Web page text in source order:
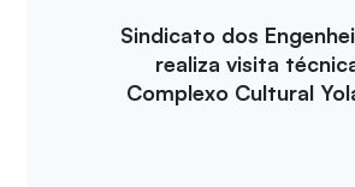
Sindicato dos
realiza visita
Complexo Cultural